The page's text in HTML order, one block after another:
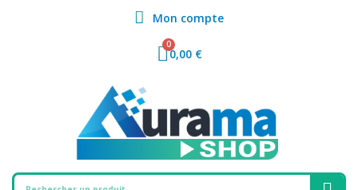
Mon compte
0,00 €